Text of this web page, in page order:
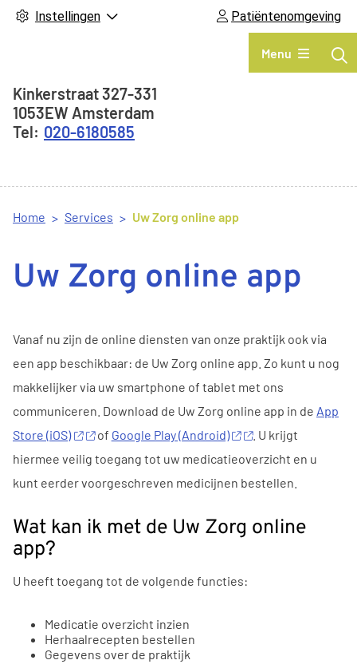
Instellingen Patiëntenomgeving
Hoofdmenu
Menu
Adresgegevens
Kinkerstraat327-331
1053EW Amsterdam
020-6180585
Home Services Uw Zorg online app
Uw Zorg online app
Vanaf nu zijn de online diensten van onze praktijk ook via
een app beschikbaar: de Uw Zorg online app . Zo kunt u nog
makkelijker via uw smartphone of tablet met ons
communiceren. Download de Uw Zorg online app in de App
Store (iOS)
of Google Play (Android) . U krijgt
hiermee veilig toegang tot uw medicatieoverzicht en u
kunt eerder voorgeschreven medicijnen bestellen.
Wat kan ik met de Uw Zorg online
app?
U heeft toegang tot de volgende functies:
Medicatie overzicht inzien
Herhaalrecepten bestellen
Gegevens over de praktijk